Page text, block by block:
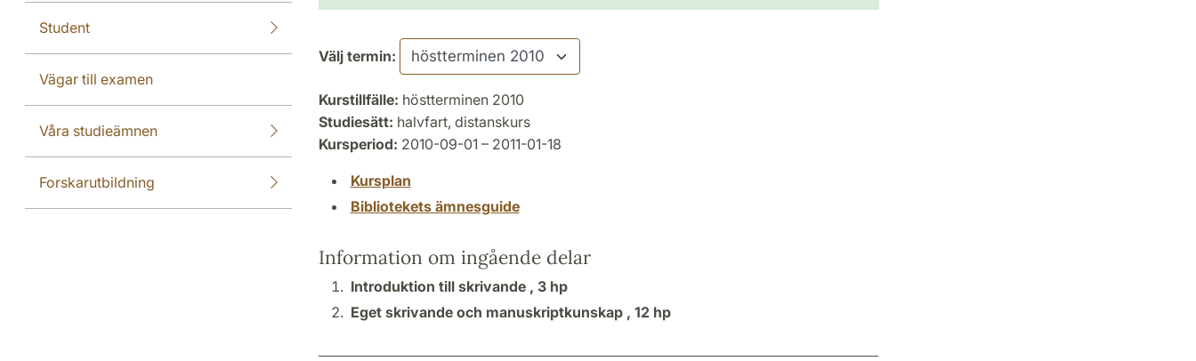
Student
Vägar till examen
Våra studieämnen
Forskarutbildning
Välj termin:
Kurstillfälle: höstterminen 2010
Studiesätt: halvfart, distanskurs
Kursperiod: 2010-09-01 – 2011-01-18
Kursplan
Bibliotekets ämnesguide
Information om ingående delar
Introduktion till skrivande , 3 hp
Eget skrivande och manuskriptkunskap , 12 hp